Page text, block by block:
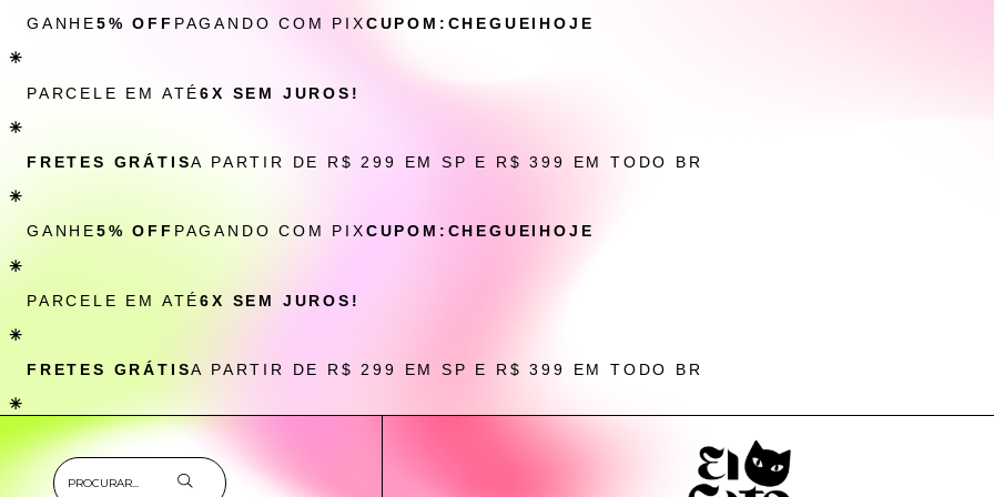
GANHE5% OFF PAGANDO COM PIXCUPOM:CHEGUEIHOJE
✳
PARCELE EM ATÉ6X SEM JUROS!
✳
FRETES GRÁTISA PARTIR DE R$ 299 EM SP E R$ 399 EM TODO BR
✳
GANHE5% OFF PAGANDO COM PIXCUPOM:CHEGUEIHOJE
✳
PARCELE EM ATÉ6X SEM JUROS!
✳
FRETES GRÁTISA PARTIR DE R$ 299 EM SP E R$ 399 EM TODO BR
✳